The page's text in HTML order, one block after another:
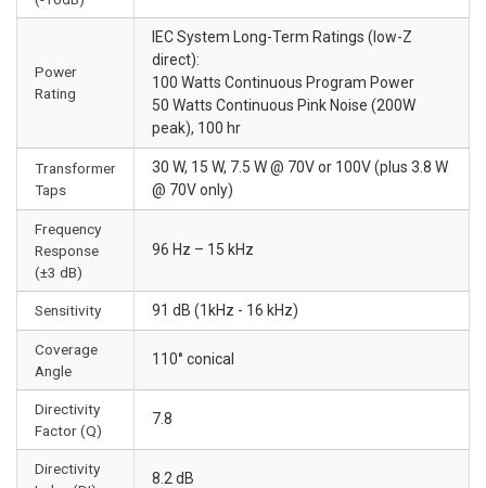
Power
Rating
IEC System Long-Term Ratings (low-Z
direct):
100 Watts Continuous Program Power
50 Watts Continuous Pink Noise (200W
peak), 100 hr
Transformer
Taps
30 W, 15 W, 7.5 W @ 70V or 100V (plus 3.8 W
@ 70V only)
Frequency
Response
(±3 dB)
96 Hz – 15 kHz
Sensitivity 91 dB (1kHz - 16 kHz)
Coverage
Angle
110° conical
Directivity
Factor (Q)
7.8
Directivity
8.2 dB